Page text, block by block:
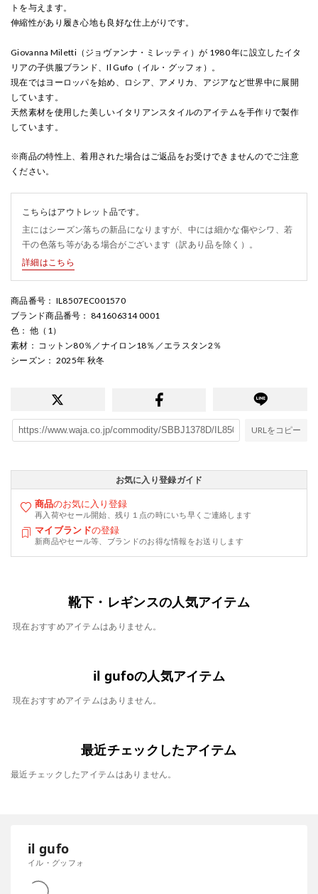
トを与えます。
伸縮性があり履き心地も良好な仕上がりです。
Giovanna Miletti（ジョヴァンナ・ミレッティ）が 1980 年に設立したイタ
リアの子供服ブランド、Il Gufo（イル・グッフォ）。
現在ではヨーロッパを始め、ロシア、アメリカ、アジアなど世界中に展開
しています。
天然素材を使用した美しいイタリアンスタイルのアイテムを手作りで製作
しています。
※商品の特性上、着用された場合はご返品をお受けできませんのでご注意
ください。
こちらはアウトレット品です。
主にはシーズン落ちの新品になりますが、中には細かな傷やシワ、若
干の色落ち等がある場合がございます（訳あり品を除く）。
詳細はこちら
商品番号 ： IL8507EC001570
ブランド商品番号 ： 841606314 0001
色 ： 他（1）
素材 ： コットン80％／ナイロン18％／エラスタン2％
シーズン ： 2025年 秋冬
URLをコピー
お気に入り登録ガイド
商品のお気に入り登録
再入荷やセール開始、残り１点の時にいち早くご連絡します
マイブランドの登録
新商品やセール等、ブランドのお得な情報をお送りします
靴下・レギンスの人気アイテム
現在おすすめアイテムはありません。
il gufoの人気アイテム
現在おすすめアイテムはありません。
最近チェックしたアイテム
最近チェックしたアイテムはありません。
il gufo
イル・グッフォ